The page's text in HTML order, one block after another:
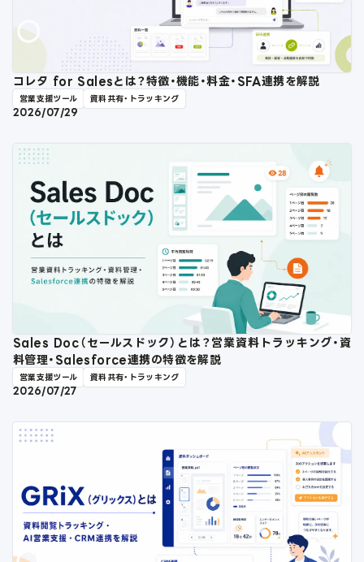
コレタ for Salesとは？特徴・機能・料金・SFA連携を解説
営業支援ツール 資料共有・トラッキング
2026/07/29
Sales Doc（セールスドック）とは？営業資料トラッキング・資
料管理・Salesforce連携の特徴を解説
営業支援ツール 資料共有・トラッキング
2026/07/27